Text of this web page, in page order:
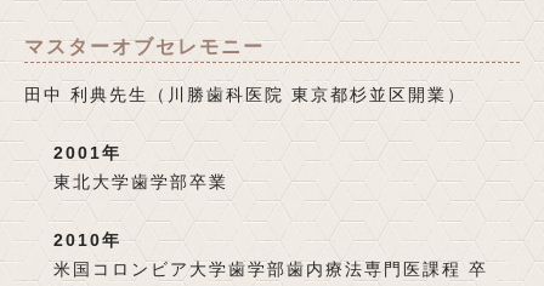
マスターオブセレモニー
田中 利典先生（川勝歯科医院 東京都杉並区開業）
2001年
東北大学歯学部卒業
2010年
米国コロンビア大学歯学部歯内療法専門医課程 卒